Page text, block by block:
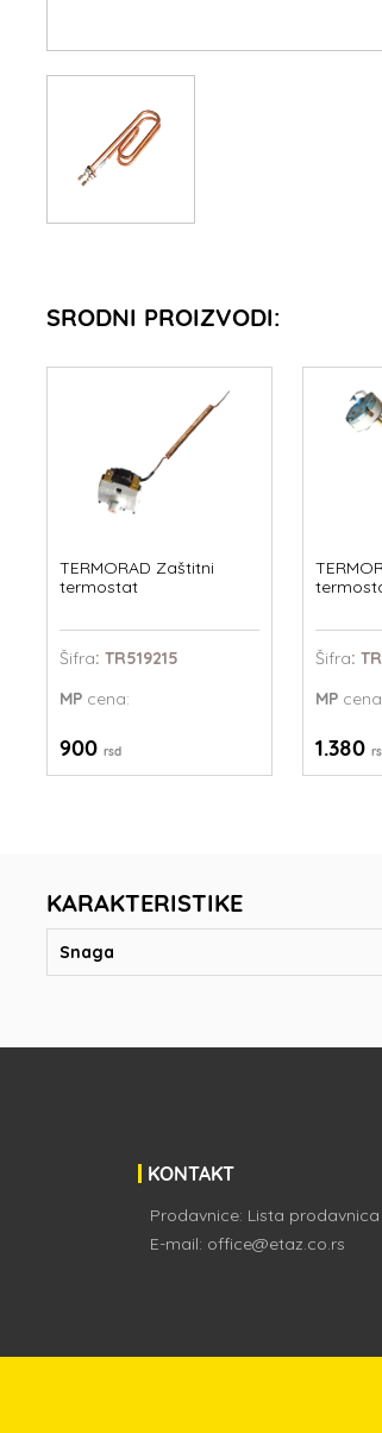
SRODNI PROIZVODI:
TERMORAD Zaštitni
termostat
Šifra: TR519215
MP cena:
900 rsd
Šifra:
MP
1.380
KARAKTERISTIKE
Snaga
KONTAKT
Prodavnice: Lista prodavnica
E-mail: office@etaz.co.rs